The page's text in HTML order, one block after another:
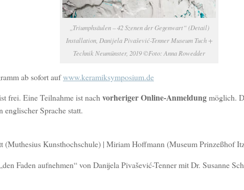
„Triumphsäulen – 42 Szenen der Gegenwart“ (Detail)
Installation, Danijela Pivašević-Tenner Museum Tuch +
Technik Neumünster, 2019 ©Foto: Anna Rowedder
ab sofort aufwww.keramiksymposium.de
frei. Eine Teilnahme ist nachvorheriger Online-Anmeldungmöglich.
englischer Sprache statt.
(Muthesius Kunsthochschule) | Miriam Hoffmann (Museum Prinzeßhof
Faden aufnehmen“ von Danijela Pivašević-Tenner mit Dr. Susanne